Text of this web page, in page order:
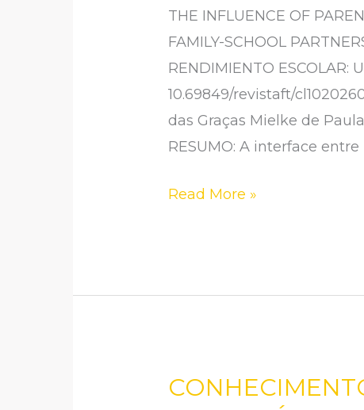
THE INFLUENCE OF
FAMILY-SCHOOL
RENDIMIENTO ESCOLAR:
10.69849/revistaft/
das Graças Mielke de
RESUMO: A interface entre
NO
DESEMPENHO
ESCOLAR:
UMA
ANÁLISE
SOBRE
PARCERIA
Read More »
CONHECIMENTO